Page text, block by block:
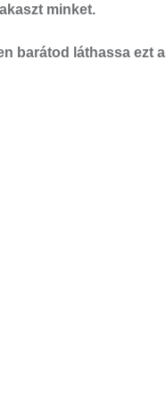
minket.
barátod láthassa ezt a